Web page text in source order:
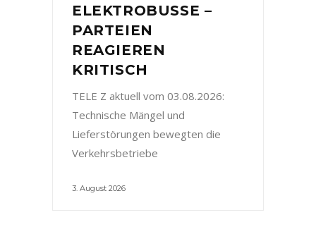
ELEKTROBUSSE –
PARTEIEN
REAGIEREN
KRITISCH
TELE Z aktuell vom 03.08.2026:
Technische Mängel und
Lieferstörungen bewegten die
Verkehrsbetriebe
3. August 2026